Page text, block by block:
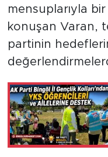
mensuplarıyla
konuşan Varan,
partinin